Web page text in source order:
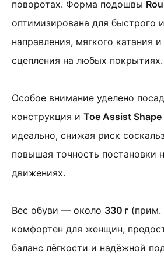
поворотах. Форма подошвы
оптимизирована для быстрого
направления, мягкого катания
сцепления на любых покрытиях.
Особое внимание уделено
конструкция и Toe Assist Shape
идеально, снижая риск
повышая точность постановки
движениях.
Вес обуви — около 330 г
комфортен для женщин,
баланс лёгкости и надёжной